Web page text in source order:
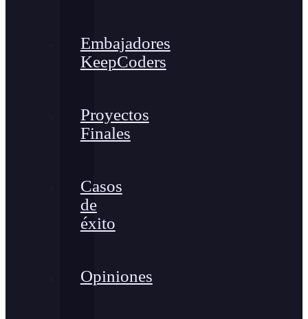
Embajadores
KeepCoders
Proyectos
Finales
Casos
de
éxito
Opiniones